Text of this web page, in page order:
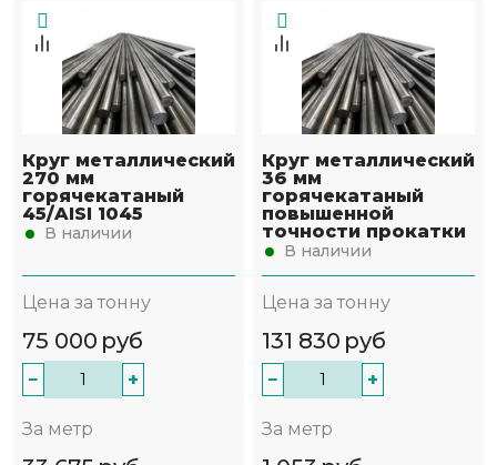
Круг металлический
270 мм
горячекатаный
45/AISI 1045
В наличии
Цена за тонну
75 000 руб
− +
За метр
Круг металлический
36 мм
горячекатаный
повышенной
точности прокатки
В наличии
Цена за тонну
131 830 руб
− +
За метр